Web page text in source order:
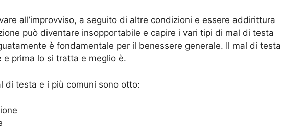
all’improvviso, a seguito di altre condizioni e essere addirittura
può diventare insopportabile e capire i vari tipi di mal di testa
è fondamentale per il benessere generale. Il mal di testa
e prima lo si tratta e meglio è.
di testa e i più comuni sono otto: